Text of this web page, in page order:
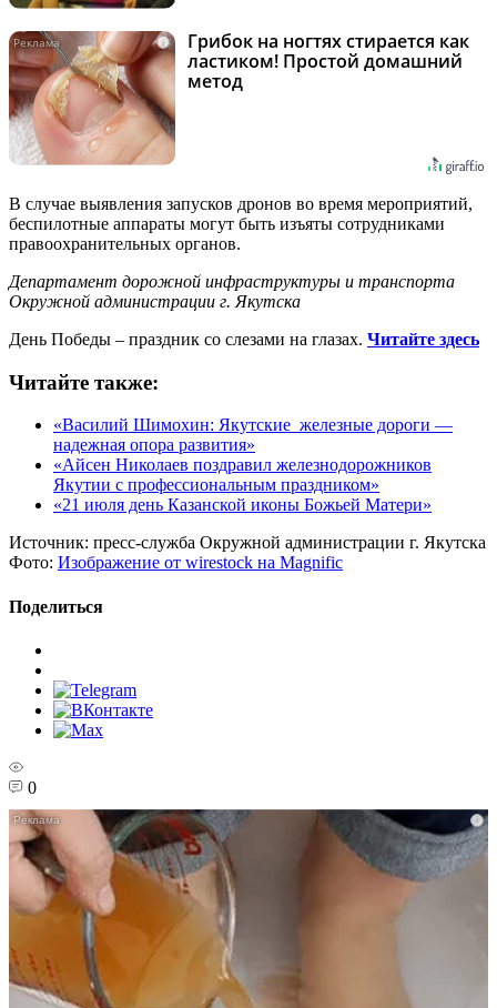
i
Грибок на ногтях стирается как
ластиком! Простой домашний
метод
В случае выявления запусков дронов во время мероприятий,
беспилотные аппараты могут быть изъяты сотрудниками
правоохранительных органов.
Департамент дорожной инфраструктуры и транспорта
Окружной администрации г. Якутска
День Победы – праздник со слезами на глазах. Читайте здесь
Читайте также:
«Василий Шимохин: Якутские железные дороги —
надежная опора развития»
«Айсен Николаев поздравил железнодорожников
Якутии с профессиональным праздником»
«21 июля день Казанской иконы Божьей Матери»
Источник: пресс-служба Окружной администрации г. Якутска
Фото: Изображение от wirestock на Magnific
Поделиться
0
i